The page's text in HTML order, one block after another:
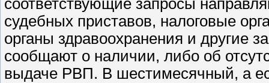
соответствующие запросы
судебных приставов, налоговые
органы здравоохранения и другие
сообщают о наличии, либо об
выдаче РВП. В шестимесячный, а